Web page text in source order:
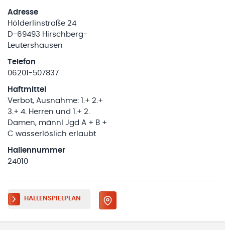
Adresse
Hölderlinstraße 24
D-69493 Hirschberg-
Leutershausen
Telefon
06201-507837
Haftmittel
Verbot, Ausnahme: 1.+ 2.+
3.+ 4. Herren und 1.+ 2.
Damen, männl Jgd A + B +
C wasserlöslich erlaubt
Hallennummer
24010
HALLENSPIELPLAN